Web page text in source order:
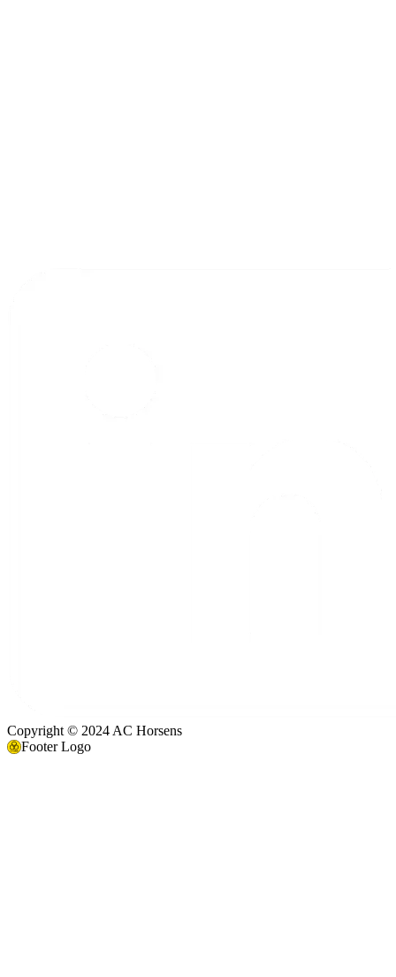
Copyright © 2024 AC Horsens
Footer Logo